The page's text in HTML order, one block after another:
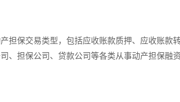
保交易类型，包括应收账款质押、应收账款
、担保公司、贷款公司等各类从事动产担保融